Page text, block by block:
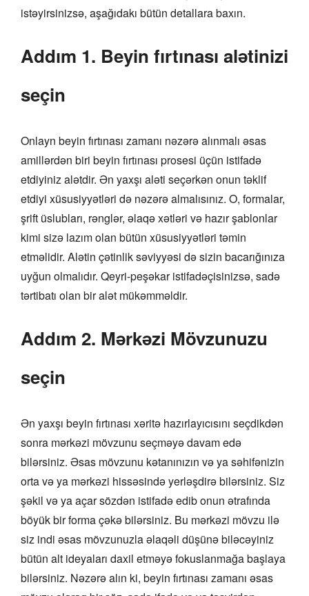
istəyirsinizsə, aşağıdakı bütün detallara baxın.
Addım 1. Beyin fırtınası alətinizi
seçin
Onlayn beyin fırtınası zamanı nəzərə alınmalı əsas
amillərdən biri beyin fırtınası prosesi üçün istifadə
etdiyiniz alətdir. Ən yaxşı aləti seçərkən onun təklif
etdiyi xüsusiyyətləri də nəzərə almalısınız. O, formalar,
şrift üslubları, rənglər, əlaqə xətləri və hazır şablonlar
kimi sizə lazım olan bütün xüsusiyyətləri təmin
etməlidir. Alətin çətinlik səviyyəsi də sizin bacarığınıza
uyğun olmalıdır. Qeyri-peşəkar istifadəçisinizsə, sadə
tərtibatı olan bir alət mükəmməldir.
Addım 2. Mərkəzi Mövzunuzu
seçin
Ən yaxşı beyin fırtınası xəritə hazırlayıcısını seçdikdən
sonra mərkəzi mövzunu seçməyə davam edə
bilərsiniz. Əsas mövzunu kətanınızın və ya səhifənizin
orta və ya mərkəzi hissəsində yerləşdirə bilərsiniz. Siz
şəkil və ya açar sözdən istifadə edib onun ətrafında
böyük bir forma çəkə bilərsiniz. Bu mərkəzi mövzu ilə
siz indi əsas mövzunuzla əlaqəli düşünə biləcəyiniz
bütün alt ideyaları daxil etməyə fokuslanmağa başlaya
bilərsiniz. Nəzərə alın ki, beyin fırtınası zamanı əsas